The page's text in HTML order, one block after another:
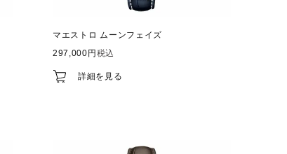
マエストロ ムーンフェイズ
297,000
税込
詳細を見る